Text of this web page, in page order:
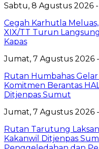
Sabtu, 8 Agustus 2026
Cegah Karhutla
XIX/TT Turun
Kapas
Jumat, 7 Agustus 2026
Rutan Humbahas
Komitmen Berantas
Ditjenpas Sumut
Jumat, 7 Agustus 2026
Rutan Tarutung
Kakanwil Ditjenpas